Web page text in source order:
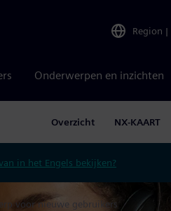
Region |
Onderwerpen en inzichten
Overzicht NX-KAART
in het Engels bekijken?
voor nieuwe gebruikers